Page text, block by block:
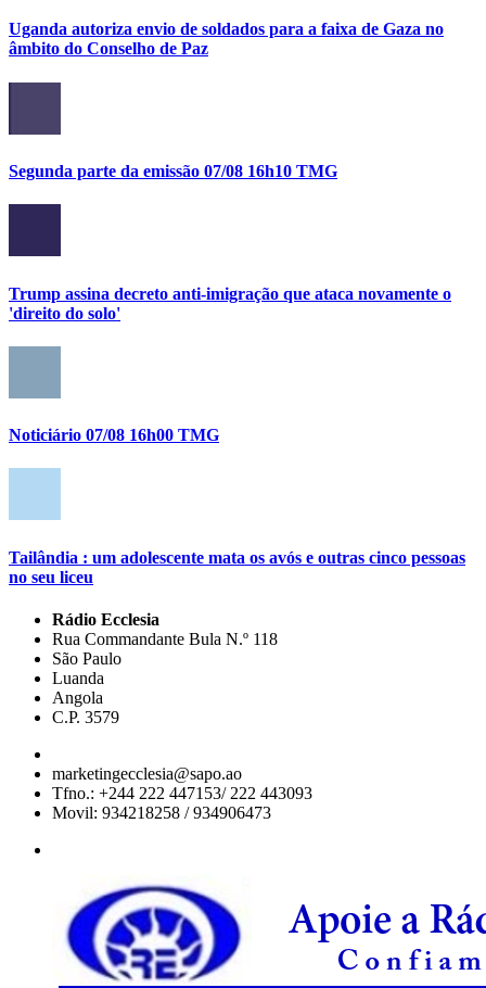
Uganda autoriza envio de soldados para a faixa de Gaza no
âmbito do Conselho de Paz
Segunda parte da emissão 07/08 16h10 TMG
Trump assina decreto anti-imigração que ataca novamente o
'direito do solo'
Noticiário 07/08 16h00 TMG
Tailândia : um adolescente mata os avós e outras cinco pessoas
no seu liceu
Rádio Ecclesia
Rua Commandante Bula N.º 118
São Paulo
Luanda
Angola
C.P. 3579
marketingecclesia@sapo.ao
Tfno.: +244 222 447153/ 222 443093
Movil: 934218258 / 934906473